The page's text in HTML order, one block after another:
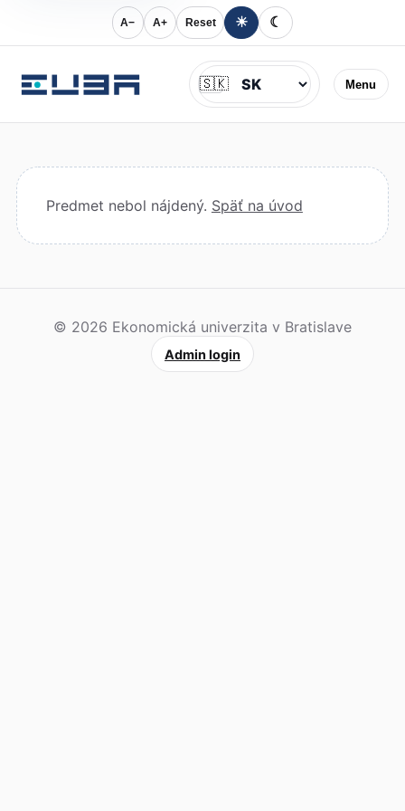
A− A+ Reset ☀ ☾
Menu
Jazyk
🇸🇰
Predmet nebol nájdený. Späť na úvod
© 2026 Ekonomická univerzita v Bratislave
Admin login